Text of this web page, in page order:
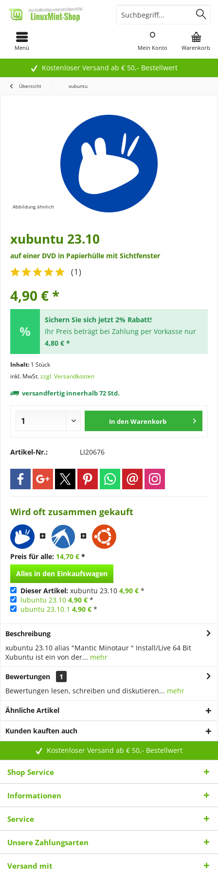
Kostenloser Versand ab € 50,- Bestellwert
Menü Warenkorb
Mein Konto
Übersicht xubuntu
Abbildung ähnlich
xubuntu 23.10
auf einer DVD in Papierhülle mit Sichtfenster
(1)
4,90 € *
Sichern Sie sich jetzt 2% Rabatt!
Ihr Preis beträgt bei Zahlung per Vorkasse nur
4,80 € *
Inhalt: 1 Stück
inkl. MwSt.zzgl. Versandkosten
versandfertig innerhalb 72 Std.
In den Warenkorb
Artikel-Nr.: LI20676
Wird oft zusammen gekauft
Preis für alle: 14,70 € *
Alles in den Einkaufswagen
Dieser Artikel: xubuntu 23.10 4,90 € *
lubuntu 23.10 4,90 € *
ubuntu 23.10.1 4,90 € *
Beschreibung
xubuntu 23.10 alias "Mantic Minotaur " Install/Live 64 Bit
Xubuntu ist ein von der... mehr
Bewertungen
1
Bewertungen lesen, schreiben und diskutieren... mehr
Ähnliche Artikel
Kunden kauften auch
Kostenloser Versand ab € 50,- Bestellwert
Shop Service
Informationen
Service
Unsere Zahlungsarten
Versand mit